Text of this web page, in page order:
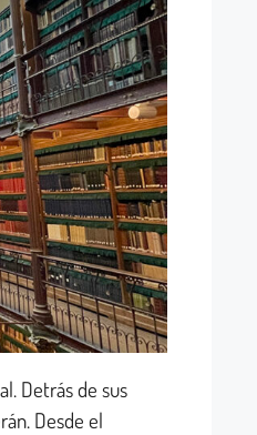
Detrás de sus
Desde el